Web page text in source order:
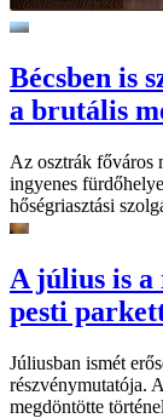
Bécsben is
a brutális
Az osztrák főváros
ingyenes
hőségriasztási
A július is a
pesti
Júliusban ismét
részvénymutatója.
megdöntötte